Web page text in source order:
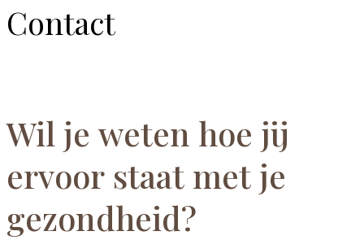
Contact
Wil je weten hoe jij
ervoor staat met je
gezondheid?